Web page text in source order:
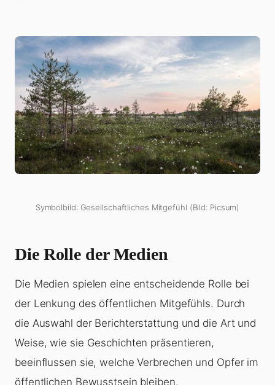
Symbolbild: Gesellschaftliches Mitgefühl (Bild: Picsum)
Die Rolle der Medien
Die Medien spielen eine entscheidende Rolle bei
der Lenkung des öffentlichen Mitgefühls. Durch
die Auswahl der Berichterstattung und die Art und
Weise, wie sie Geschichten präsentieren,
beeinflussen sie, welche Verbrechen und Opfer im
öffentlichen Bewusstsein bleiben.